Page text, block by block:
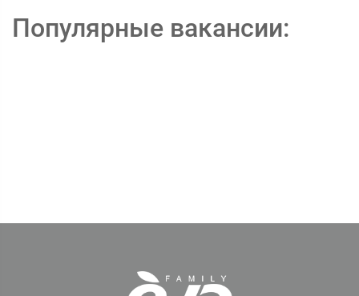
Популярные вакансии: